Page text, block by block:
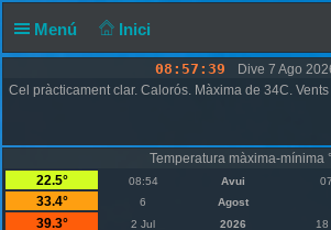
Menú Inici
08:57:39
Dive 7 Ago
Cel pràcticament clar. Calorós. Màxima de 34C.
Temperatura màxima-mínima
22.5°
08:54 Avui
33.4°
6 Agost
39.3°
2 Jul 2026 18